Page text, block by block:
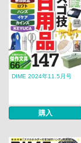
DIME 2024年11.5月号
購入